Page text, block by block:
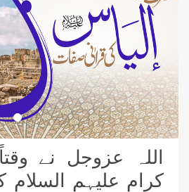
اللہ عزوجل نے وقتاً
کرام علیہم